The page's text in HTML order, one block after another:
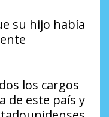
su hijo había
los cargos
de este país y